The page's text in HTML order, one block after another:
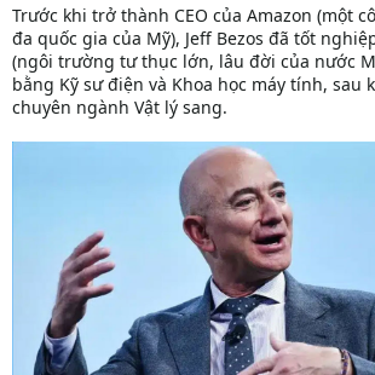
Trước khi trở thành CEO của Amazon (một
đa quốc gia của Mỹ), Jeff Bezos đã tốt
(ngôi trường tư thục lớn, lâu đời của nước
bằng Kỹ sư điện và Khoa học máy tính, sau
chuyên ngành Vật lý sang.